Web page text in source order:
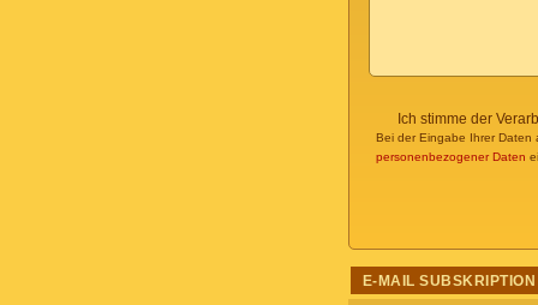
Ich stimme der
Bei der Eingabe Ihrer Daten
personenbezogener Daten
E-MAIL SUBSKRIPTION